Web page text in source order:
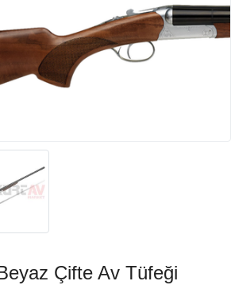
Çifte Av Tüfeği